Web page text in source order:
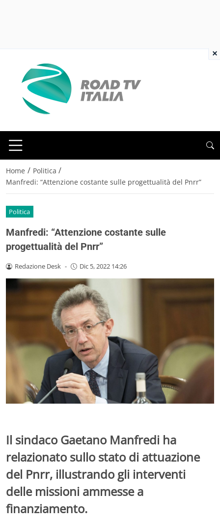
Home / Politica /
Manfredi: “Attenzione costante sulle progettualità del Pnrr”
Politica
Manfredi: “Attenzione costante sulle
progettualità del Pnrr”
Redazione Desk - Dic 5, 2022 14:26
Il sindaco Gaetano Manfredi ha
relazionato sullo stato di attuazione
del Pnrr, illustrando gli interventi
delle missioni ammesse a
finanziamento.
×